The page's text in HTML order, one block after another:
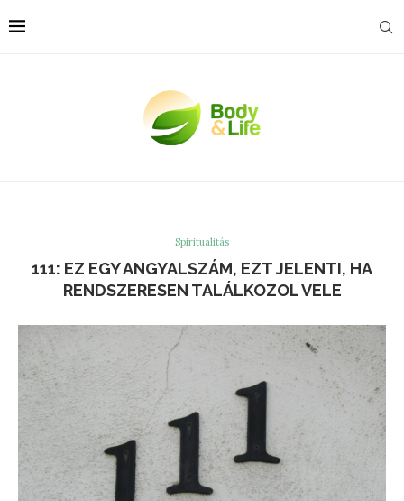
Spiritualitás
111: EZ EGY ANGYALSZÁM, EZT JELENTI, HA
RENDSZERESEN TALÁLKOZOL VELE